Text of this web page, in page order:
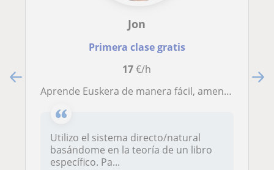
Jon
Primera clase gratis
17€/h
Aprende Euskera de manera fácil, amena, y con gran efectividad. Cuéntame cuales son tus objetivos, empecemos!
Utilizo el sistema directo/natural
basándome en la teoría de un libro
específico. Pa...